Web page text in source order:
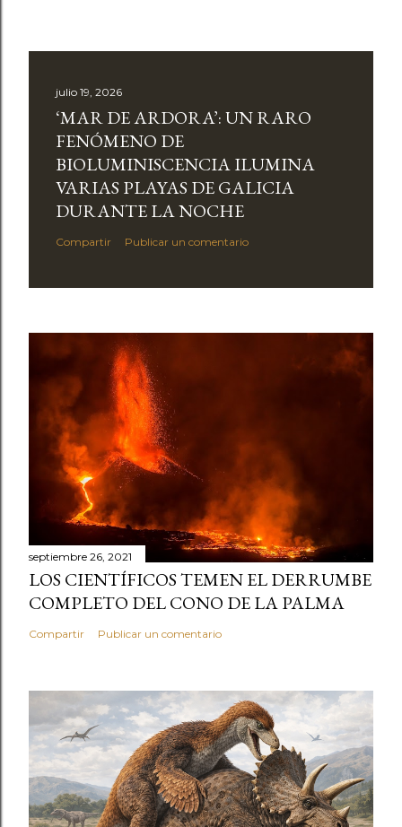
julio 19, 2026
‘MAR DE ARDORA’: UN RARO
FENÓMENO DE
BIOLUMINISCENCIA ILUMINA
VARIAS PLAYAS DE GALICIA
DURANTE LA NOCHE
Compartir Publicar un comentario
septiembre 26, 2021
LOS CIENTÍFICOS TEMEN EL DERRUMBE
COMPLETO DEL CONO DE LA PALMA
Compartir Publicar un comentario